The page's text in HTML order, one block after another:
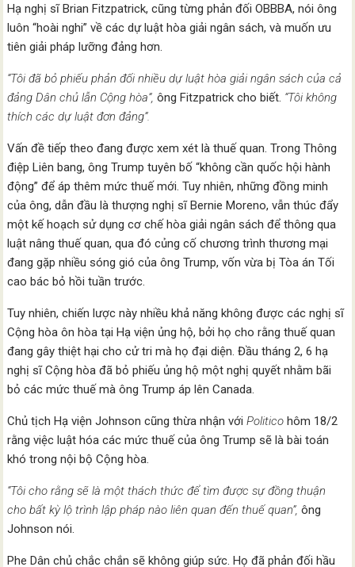
Hạ nghị sĩ Brian Fitzpatrick, cũng từng phản đối OBBBA, nói ông
luôn “hoài nghi” về các dự luật hòa giải ngân sách, và muốn ưu
tiên giải pháp lưỡng đảng hơn.
“Tôi đã bỏ phiếu phản đối nhiều dự luật hòa giải ngân sách của cả
đảng Dân chủ lẫn Cộng hòa”,ông Fitzpatrick cho biết. “Tôi không
thích các dự luật đơn đảng”.
Vấn đề tiếp theo đang được xem xét là thuế quan. Trong Thông
điệp Liên bang, ông Trump tuyên bố “không cần quốc hội hành
động” để áp thêm mức thuế mới. Tuy nhiên, những đồng minh
của ông, dẫn đầu là thượng nghị sĩ Bernie Moreno, vẫn thúc đẩy
một kế hoạch sử dụng cơ chế hòa giải ngân sách để thông qua
luật nâng thuế quan, qua đó củng cố chương trình thương mại
đang gặp nhiều sóng gió của ông Trump, vốn vừa bị Tòa án Tối
cao bác bỏ hồi tuần trước.
Tuy nhiên, chiến lược này nhiều khả năng không được các nghị sĩ
Cộng hòa ôn hòa tại Hạ viện ủng hộ, bởi họ cho rằng thuế quan
đang gây thiệt hại cho cử tri mà họ đại diện. Đầu tháng 2, 6 hạ
nghị sĩ Cộng hòa đã bỏ phiếu ủng hộ một nghị quyết nhằm bãi
bỏ các mức thuế mà ông Trump áp lên Canada.
Chủ tịch Hạ viện Johnson cũng thừa nhận vớiPoliticohôm 18/2
rằng việc luật hóa các mức thuế của ông Trump sẽ là bài toán
khó trong nội bộ Cộng hòa.
“Tôi cho rằng sẽ là một thách thức để tìm được sự đồng thuận
cho bất kỳ lộ trình lập pháp nào liên quan đến thuế quan”,ông
Johnson nói.
Phe Dân chủ chắc chắn sẽ không giúp sức. Họ đã phản đối hầu